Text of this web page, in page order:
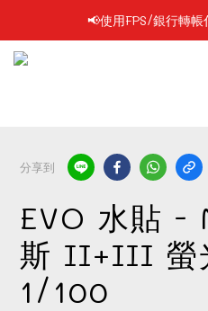
📢凡購物滿$199 順
📢使用FPS/銀行轉
分享到
EVO 水貼 -
斯 II+III 螢
1/100